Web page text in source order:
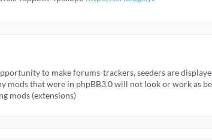
to make forums-trackers, seeders are
mods that were in phpBB3.0 will not look or work as
mods (extensions)